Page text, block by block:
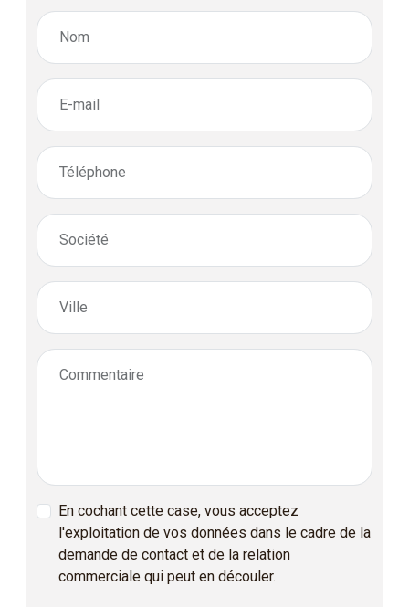
Nom
E-mail
Téléphone
Société
Ville
Commentaire
En cochant cette case, vous acceptez
l'exploitation de vos données dans le cadre de la
demande de contact et de la relation
commerciale qui peut en découler.